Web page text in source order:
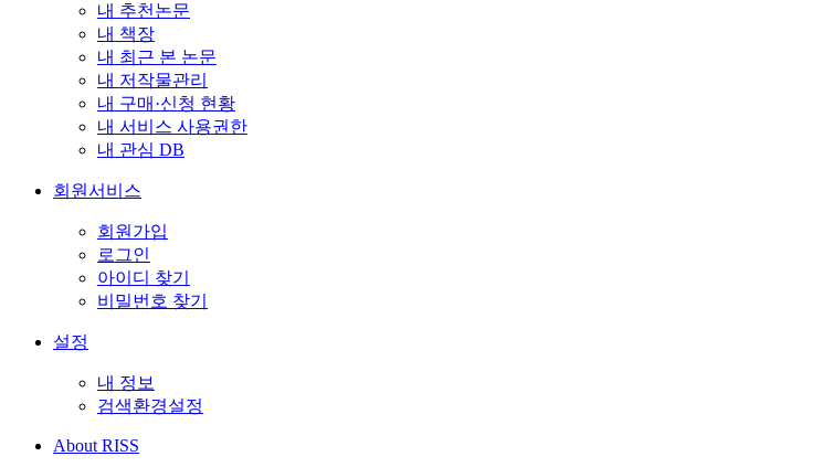
내 추천논문
내 책장
내 최근 본 논문
내 저작물관리
내 구매·신청 현황
내 서비스 사용권한
내 관심 DB
회원서비스
회원가입
로그인
아이디 찾기
비밀번호 찾기
설정
내 정보
검색환경설정
About RISS